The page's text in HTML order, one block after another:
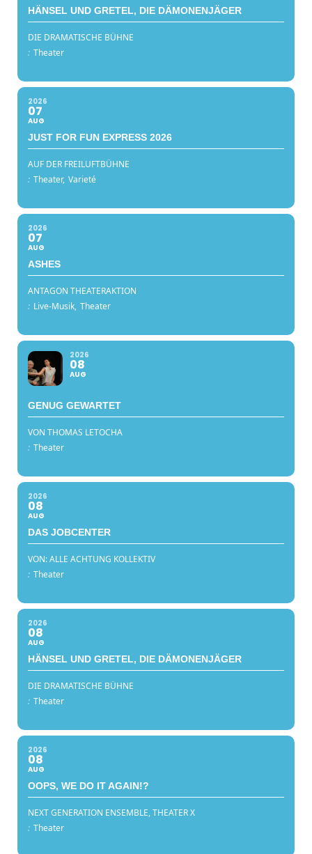
HÄNSEL UND GRETEL, DIE DÄMONENJÄGER
DIE DRAMATISCHE BÜHNE
: Theater
2026
07
AUG
JUST FOR FUN EXPRESS 2026
AUF DER FREILUFTBÜHNE
: Theater, Varieté
2026
07
AUG
ASHES
ANTAGON THEATERAKTION
: Live-Musik, Theater
2026
08
AUG
GENUG GEWARTET
VON THOMAS LETOCHA
: Theater
2026
08
AUG
DAS JOBCENTER
VON: ALLE ACHTUNG KOLLEKTIV
: Theater
2026
08
AUG
HÄNSEL UND GRETEL, DIE DÄMONENJÄGER
DIE DRAMATISCHE BÜHNE
: Theater
2026
08
AUG
OOPS, WE DO IT AGAIN!?
NEXT GENERATION ENSEMBLE, THEATER X
: Theater